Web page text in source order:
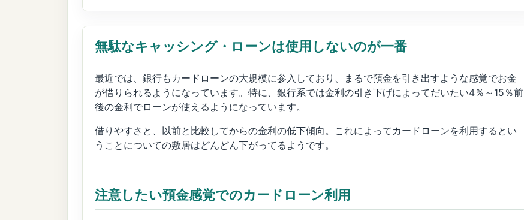
無駄なキャッシング・ローンは使用しないのが一番
最近では、銀行もカードローンの大規模に参入しており、まるで預金を引き出すような感覚でお金
が借りられるようになっています。特に、銀行系では金利の引き下げによってだいたい4％～15％前
後の金利でローンが使えるようになっています。
借りやすさと、以前と比較してからの金利の低下傾向。これによってカードローンを利用するとい
うことについての敷居はどんどん下がってるようです。
注意したい預金感覚でのカードローン利用